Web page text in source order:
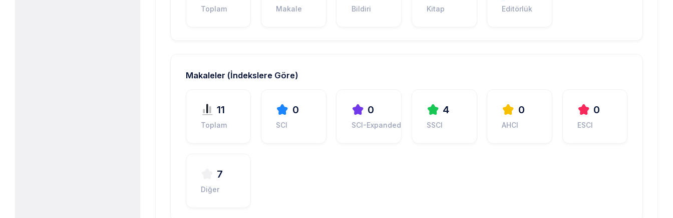
Toplam Makale Bildiri Kitap Editörlük
Makaleler (İndekslere Göre)
11
Toplam
0
SCI
0
SCI-Expanded
4
SSCI
0
AHCI
0
ESCI
7
Diğer